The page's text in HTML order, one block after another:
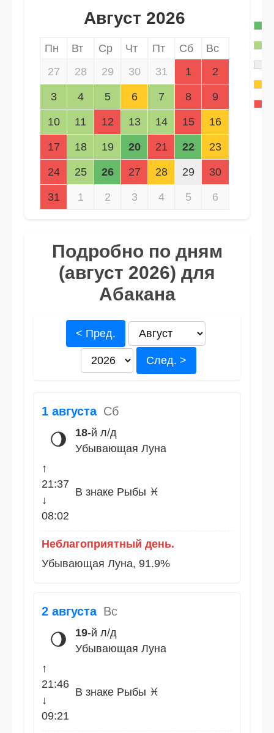
Август 2026
Пн Вт Ср Чт Пт Сб
Вс
27
28 29 30 31 1 2
3 4 5 6 7 8 9
10 11 12 13 14 15 16
17 18 19 20 21 22 23
24 25 26 27 28 29 30
31 1 2 3 4 5 6
Подробно по дням
(август 2026) для
Абакана
< Пред.
След. >
1 августа Сб
🌖 18-й л/д
Убывающая Луна
↑
21:37
↓
08:02
В знаке Рыбы ♓
Неблагоприятный день.
Убывающая Луна, 91.9%
2 августа Вс
🌖 19-й л/д
Убывающая Луна
↑
21:46
↓
09:21
В знаке Рыбы ♓